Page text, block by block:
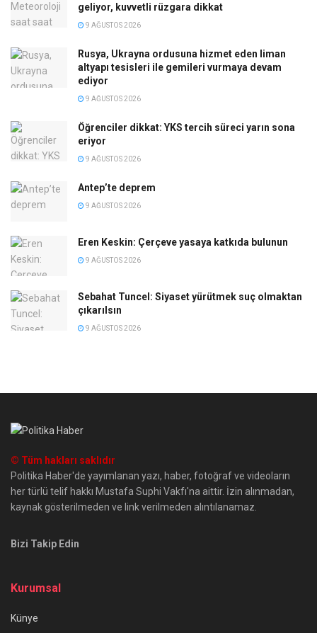
geliyor, kuvvetli rüzgara dikkat
9 AĞUSTOS 2026
Rusya, Ukrayna ordusuna hizmet eden liman
altyapı tesisleri ile gemileri vurmaya devam
ediyor
9 AĞUSTOS 2026
Öğrenciler dikkat: YKS tercih süreci yarın sona
eriyor
9 AĞUSTOS 2026
Antep’te deprem
9 AĞUSTOS 2026
Eren Keskin: Çerçeve yasaya katkıda bulunun
9 AĞUSTOS 2026
Sebahat Tuncel: Siyaset yürütmek suç olmaktan
çıkarılsın
9 AĞUSTOS 2026
© Tüm hakları saklıdır
Politika Haber'de yayımlanan yazı, haber, fotoğraf ve videoların
her türlü telif hakkı Mustafa Suphi Vakfı'na aittir. İzin alınmadan,
kaynak gösterilmeden ve link verilmeden alıntılanamaz.
Bizi Takip Edin
Kurumsal
Künye